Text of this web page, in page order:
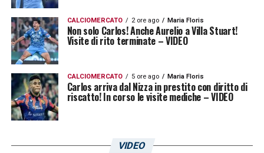
CALCIOMERCATO 2 ore ago Maria Floris
Non solo Carlos! Anche Aurelio a Villa Stuart!
Visite di rito terminate – VIDEO
CALCIOMERCATO 5 ore ago Maria Floris
Carlos arriva dal Nizza in prestito con diritto di
riscatto! In corso le visite mediche – VIDEO
VIDEO